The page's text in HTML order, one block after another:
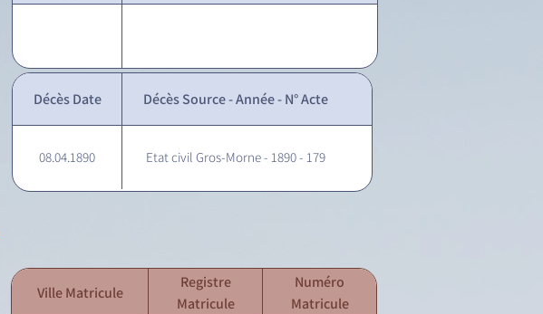
Décès Date Décès Source - Année - N° Acte
08.04.1890 Etat civil Gros-Morne - 1890 - 179
Ville Matricule
Registre
Matricule
Numéro
Matricule